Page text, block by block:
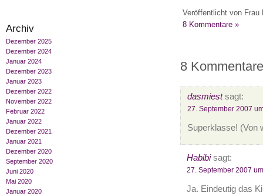
Archiv
Dezember 2025
Dezember 2024
Januar 2024
Dezember 2023
Januar 2023
Dezember 2022
November 2022
Februar 2022
Januar 2022
Dezember 2021
Januar 2021
Dezember 2020
September 2020
Juni 2020
Mai 2020
Januar 2020
Veröffentlicht von Frau
8 Kommentare »
8
dasmiestsagt:
27. September 2007
Superklasse!
Habibisagt:
27. September 2007
Ja. Eindeutig das